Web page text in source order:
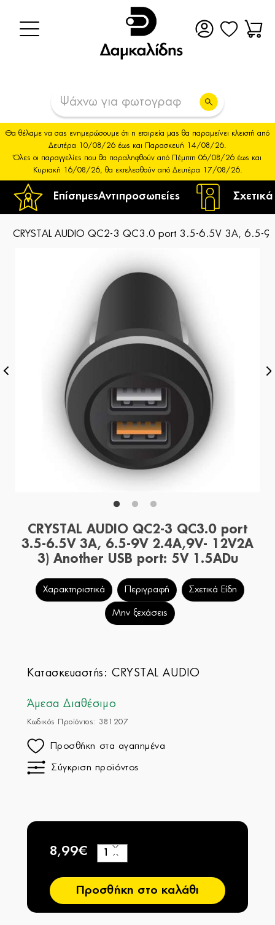
ΕπίσημεςΑντιπροσωπείες
Θα θέλαμε να σας ενημερώσουμε ότι η εταιρεία μας θα παραμείνει κλειστή από
Δευτέρα 10/08/26 έως και Παρασκευή 14/08/26.
Όλες οι παραγγελίες που θα παραληφθούν από Πέμπτη 06/08/26 έως και
Κυριακή 16/08/26, θα εκτελεσθούν από Δευτέρα 17/08/26.
CRYSTAL AUDIO QC2-3 QC3.0 port 3.5-6.5V 3A, 6.5-
CRYSTAL AUDIO QC2-3 QC3.0 port
3.5-6.5V 3A, 6.5-9V 2.4A,9V- 12V2A
3) Another USB port: 5V 1.5ADu
Χαρακτηριστικά Περιγραφή Σχετικά Είδη
Μην ξεχάσεις
Κατασκευαστής:CRYSTAL AUDIO
Άμεσα Διαθέσιμο
Κωδικός Προϊόντος: 381207
Προσθήκη στα αγαπημένα
Σύγκριση προϊόντος
8,99€
−
+
Προσθήκη στο καλάθι